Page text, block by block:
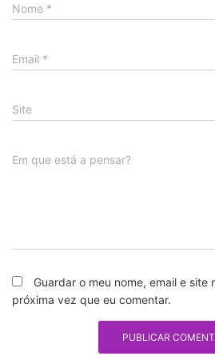
Nome *
Email *
Site
Em que está a pensar?
Guardar o meu nome, email e site
próxima vez que eu comentar.